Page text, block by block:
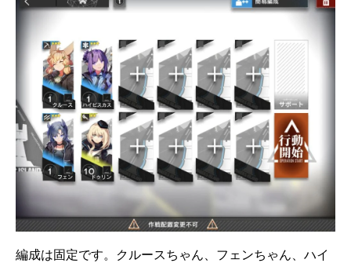
編成は固定です。クルースちゃん、フェンちゃん、ハイ